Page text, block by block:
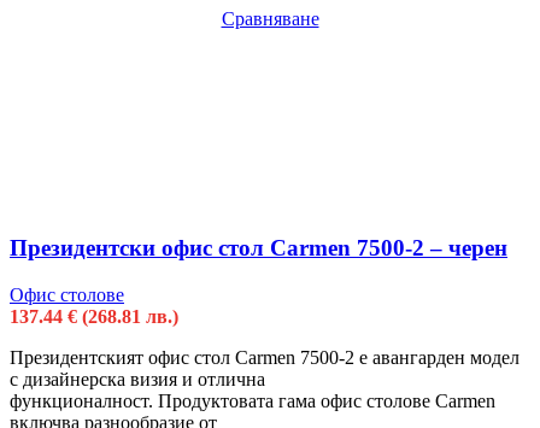
Сравняване
Президентски офис стол Carmen 7500-2 – черен
Офис столове
137.44 € (268.81 лв.)
Президентският офис стол Carmen 7500-2 е авангарден модел
с дизайнерска визия и отлична
функционалност. Продуктовата гама офис столове Carmen
включва разнообразие от